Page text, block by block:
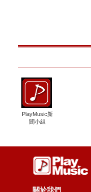
PlayMusic新
聞小組
關於我們